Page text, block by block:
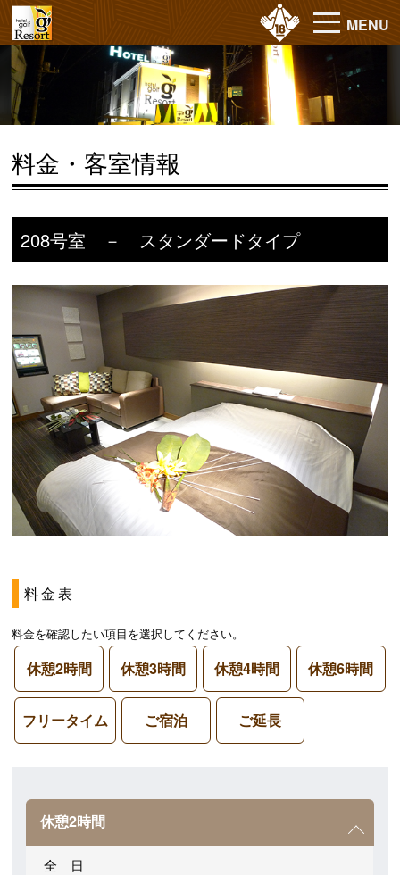
MENU
料金・客室情報
208号室 － スタンダードタイプ
料金表
料金を確認したい項目を選択してください。
休憩2時間 休憩3時間 休憩4時間 休憩6時間
フリータイム ご宿泊 ご延長
休憩2時間
全 日